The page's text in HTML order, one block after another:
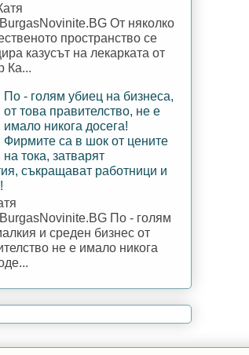
От няколко
пространство се
казусът на лекарката от
Ка...
По - голям убиец на бизнеса,
от това правителство, не е
имало никога досега!
Фирмите са в шок от цените
на тока, затварят
съкращават работници и
По - голям
и среден бизнес от
не е имало никога